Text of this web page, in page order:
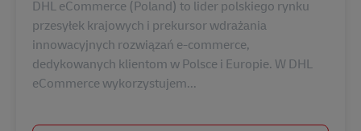
DHL eCommerce (Poland) to lider polskiego rynku
przesyłek krajowych i prekursor wdrażania
innowacyjnych rozwiązań e-commerce,
dedykowanych klientom w Polsce i Europie. W DHL
eCommerce wykorzystujem...